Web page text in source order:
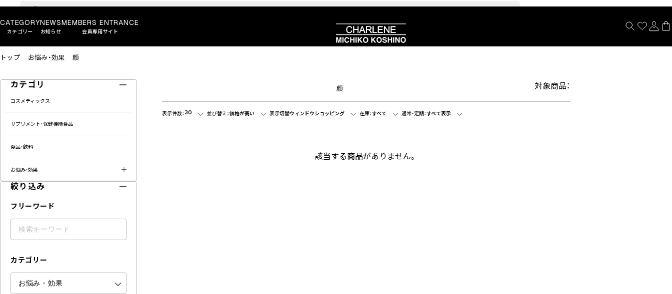
CATEGORY
カテゴリー
NEWS
お知らせ
MEMBERS ENTRANCE
会員専用サイト
トップ お悩み・効果 顔
カテゴリ
コスメティックス
サプリメント・保健機能食品
食品・飲料
お悩み・効果
絞り込み
フリーワード
カテゴリー
顔 対象商品：
表示件数：30 並び替え：価格が高い 表示切替ウィンドウショッピング 在庫：すべて 通常・定期：すべて表示
該当する商品がありません。